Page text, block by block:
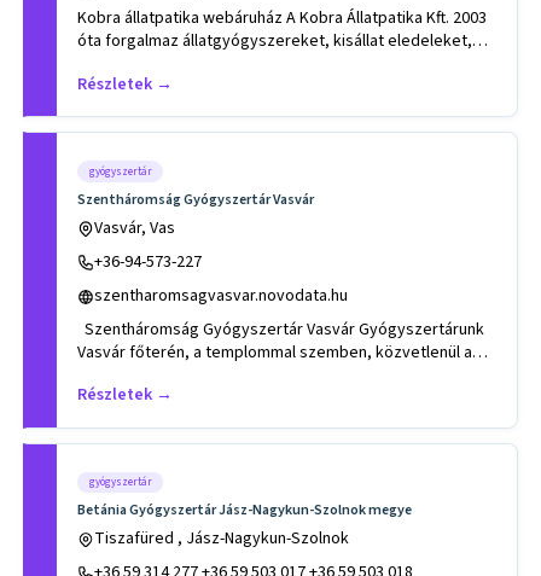
Kobra állatpatika webáruház A Kobra Állatpatika Kft. 2003
óta forgalmaz állatgyógyszereket, kisállat eledeleket,
Részletek →
gyógyszertár
Szentháromság Gyógyszertár Vasvár
Vasvár, Vas
+36-94-573-227
szentharomsagvasvar.novodata.hu
Szentháromság Gyógyszertár Vasvár Gyógyszertárunk
Vasvár főterén, a templommal szemben, közvetlenül a
Részletek →
gyógyszertár
Betánia Gyógyszertár Jász-Nagykun-Szolnok megye
Tiszafüred , Jász-Nagykun-Szolnok